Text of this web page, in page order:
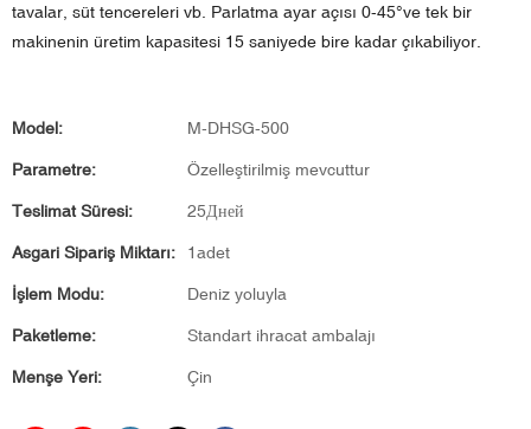
tavalar, süt tencereleri vb. Parlatma ayar açısı 0-45°ve tek bir
makinenin üretim kapasitesi 15 saniyede bire kadar çıkabiliyor.
Model: M-DHSG-500
Parametre: Özelleştirilmiş mevcuttur
Teslimat Süresi: 25Дней
Asgari Sipariş Miktarı: 1adet
İşlem Modu: Deniz yoluyla
Paketleme: Standart ihracat ambalajı
Menşe Yeri: Çin